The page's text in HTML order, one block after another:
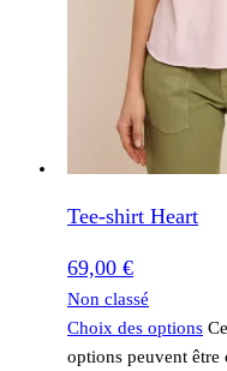
Tee-shirt Heart
69,00 €
Non classé
Choix des options
options peuvent être